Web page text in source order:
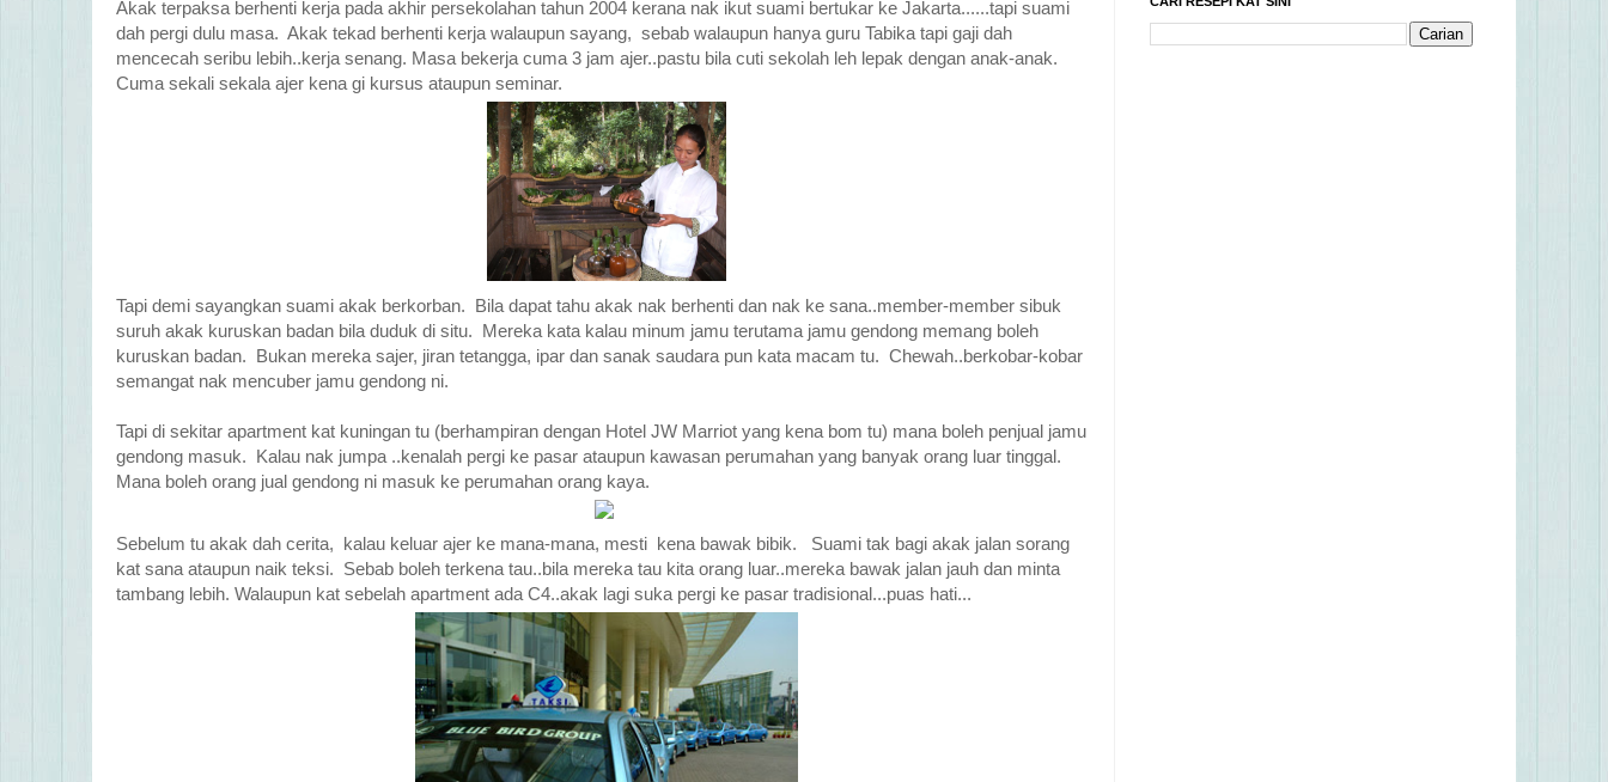
Akak terpaksa berhenti kerja pada akhir persekolahan tahun 2004 kerana nak ikut suami bertukar ke Jakarta......tapi suami
dah pergi dulu masa. Akak tekad berhenti kerja walaupun sayang, sebab walaupun hanya guru Tabika tapi gaji dah
mencecah seribu lebih..kerja senang. Masa bekerja cuma 3 jam ajer..pastu bila cuti sekolah leh lepak dengan anak-anak.
Cuma sekali sekala ajer kena gi kursus ataupun seminar.
Tapi demi sayangkan suami akak berkorban. Bila dapat tahu akak nak berhenti dan nak ke sana..member-member sibuk
suruh akak kuruskan badan bila duduk di situ. Mereka kata kalau minum jamu terutama jamu gendong memang boleh
kuruskan badan. Bukan mereka sajer, jiran tetangga, ipar dan sanak saudara pun kata macam tu. Chewah..berkobar-kobar
semangat nak mencuber jamu gendong ni.
Tapi di sekitar apartment kat kuningan tu (berhampiran dengan Hotel JW Marriot yang kena bom tu) mana boleh penjual jamu
gendong masuk. Kalau nak jumpa ..kenalah pergi ke pasar ataupun kawasan perumahan yang banyak orang luar tinggal.
Mana boleh orang jual gendong ni masuk ke perumahan orang kaya.
Sebelum tu akak dah cerita, kalau keluar ajer ke mana-mana, mesti kena bawak bibik. Suami tak bagi akak jalan sorang
kat sana ataupun naik teksi. Sebab boleh terkena tau..bila mereka tau kita orang luar..mereka bawak jalan jauh dan minta
tambang lebih. Walaupun kat sebelah apartment ada C4..akak lagi suka pergi ke pasar tradisional...puas hati...